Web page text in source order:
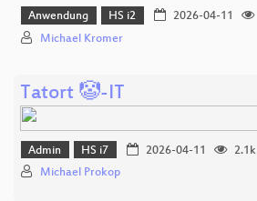
Anwendung HS i2 2026-04-11
Michael Kromer
Tatort 🤡-IT
Admin HS i7 2026-04-11
2.1k
Michael Prokop